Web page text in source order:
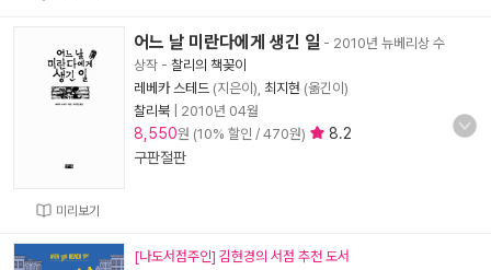
미리보기
어느 날 미란다에게 생긴 일 - 2010년 뉴베리상 수
상작 - 찰리의 책꽂이
레베카 스테드 (지은이), 최지현 (옮긴이)
찰리북
2010년 04월
8,550원 (10% 할인 / 470원)
8.2
구판절판
[나도서점주인] 김현경의 서점 추천 도서